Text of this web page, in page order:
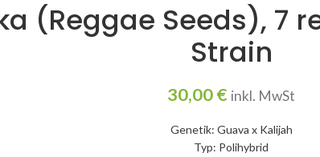
(Reggae Seeds), 7
Strain
30,00€ inkl. MwSt
Genetik: Guava x Kalijah
Typ: Polihybrid